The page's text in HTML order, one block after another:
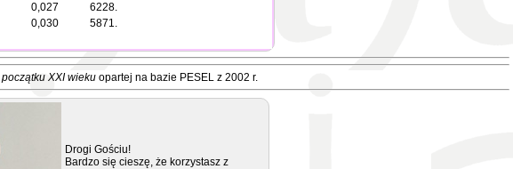
0,027
6228.
0,030
5871.
XXI wiekuopartej na bazie PESEL z 2002 r.
Drogi Gościu!
Bardzo się cieszę, że korzystasz z